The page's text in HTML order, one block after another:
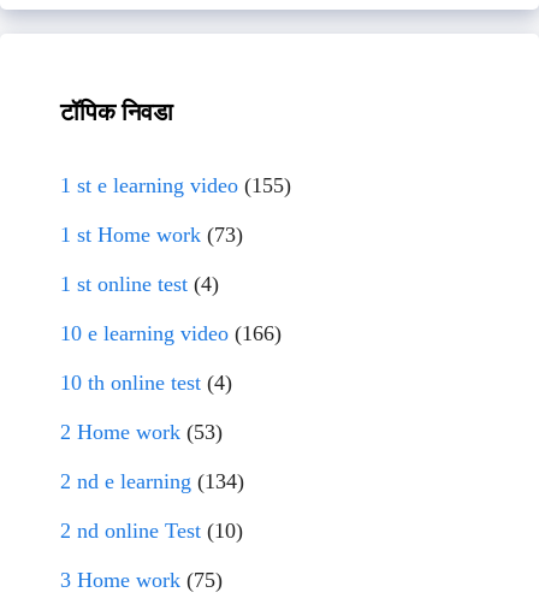
टॉपिक निवडा
1 st e learning video (155)
1 st Home work (73)
1 st online test (4)
10 e learning video (166)
10 th online test (4)
2 Home work (53)
2 nd e learning (134)
2 nd online Test (10)
3 Home work (75)